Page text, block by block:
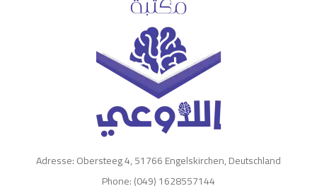
Adresse: Obersteeg 4, 51766 Engelskirchen, Deutschland
Phone: (049) 1628557144